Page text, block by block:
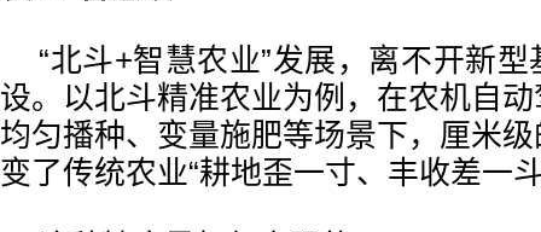
“北斗+智慧农业”发展，离不开新
设。以北斗精准农业为例，在农机自
均匀播种、变量施肥等场景下，厘米
变了传统农业“耕地歪一寸、丰收差一